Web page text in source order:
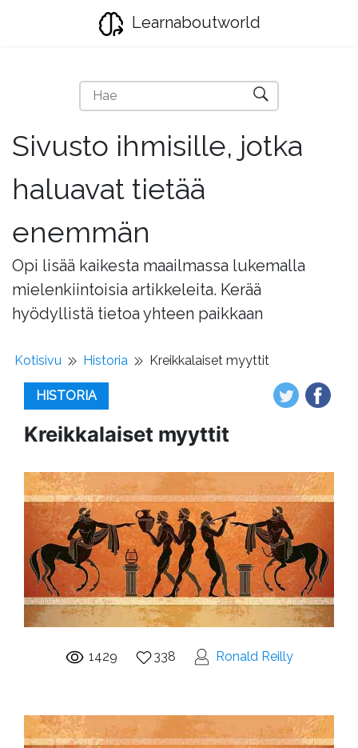
Learnaboutworld
Sivusto ihmisille, jotka
haluavat tietää
enemmän
Opi lisää kaikesta maailmassa lukemalla
mielenkiintoisia artikkeleita. Kerää
hyödyllistä tietoa yhteen paikkaan
Kotisivu Historia Kreikkalaiset myyttit
HISTORIA
Kreikkalaiset myyttit
1429 338 Ronald Reilly